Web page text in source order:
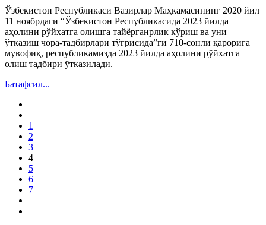
Ўзбекистон Республикаси Вазирлар Маҳкамасининг 2020 йил
11 ноябрдаги “Ўзбекистон Республикасида 2023 йилда
аҳолини рўйхатга олишга тайёрганрлик кўриш ва уни
ўтказиш чора-тадбирлари тўғрисида”ги 710-сонли қарорига
мувофиқ, республикамизда 2023 йилда аҳолини рўйхатга
олиш тадбири ўтказилади.
Батафсил...
1
2
3
4
5
6
7